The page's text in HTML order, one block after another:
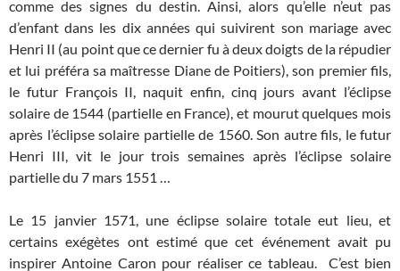
comme des signes du destin. Ainsi, alors qu’elle n’eut pas
d’enfant dans les dix années qui suivirent son mariage avec
Henri II (au point que ce dernier fu à deux doigts de la répudier
et lui préféra sa maîtresse Diane de Poitiers), son premier fils,
le futur François II, naquit enfin, cinq jours avant l’éclipse
solaire de 1544 (partielle en France), et mourut quelques mois
après l’éclipse solaire partielle de 1560. Son autre fils, le futur
Henri III, vit le jour trois semaines après l’éclipse solaire
partielle du 7 mars 1551 …
Le 15 janvier 1571, une éclipse solaire totale eut lieu, et
certains exégètes ont estimé que cet événement avait pu
inspirer Antoine Caron pour réaliser ce tableau. C’est bien